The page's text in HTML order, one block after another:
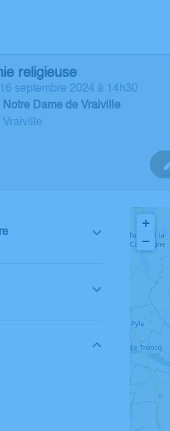
religieuse
septembre 2024 à 14h30
Notre Dame de Vraiville
Vraiville
+
−